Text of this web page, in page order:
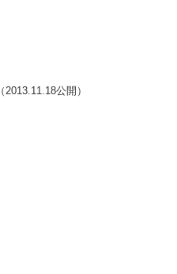
（2013.11.18公開）